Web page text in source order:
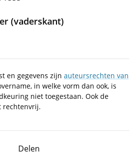
(vaderskant)
en gegevens zijn auteursrechten van
in welke vorm dan ook, is
niet toegestaan. Ook de
rechtenvrij.
Delen